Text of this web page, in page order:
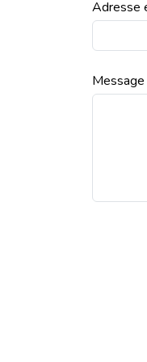
Adresse
Message